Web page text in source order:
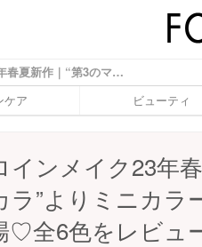
ヒロインメイク23年春夏新作｜“第3のマスカラ”よりミニカラーマスカラが限定登場♡全6色をレビュー！ - ふぉーちゅん(FORTUNE)
ケア ビューティ
インメイク23年
ラ”よりミニカラ
♡全6色をレビュ